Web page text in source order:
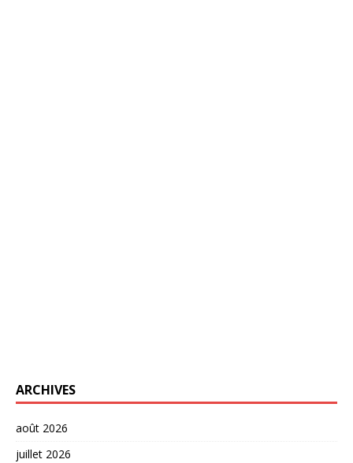
ARCHIVES
août 2026
juillet 2026